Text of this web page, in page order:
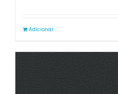
Adicionar